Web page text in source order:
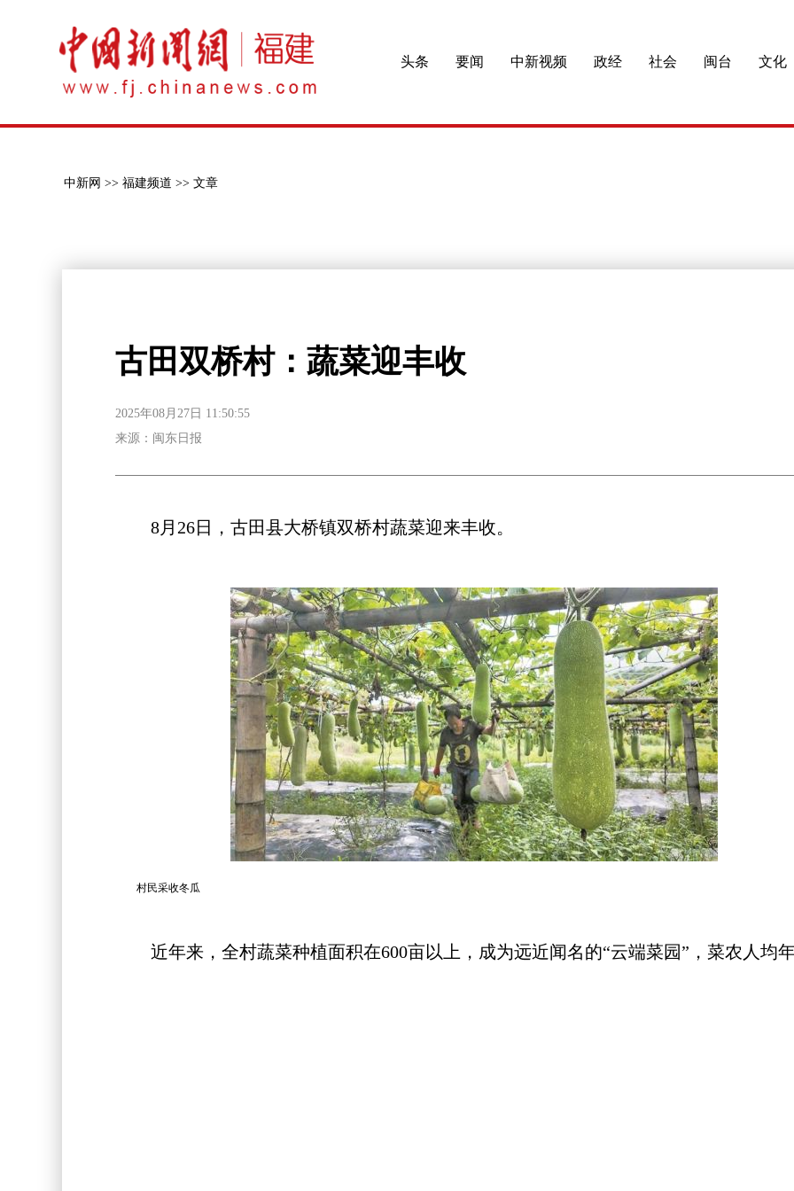
头条 要闻 中新视频 政经 社会 闽台 文化
中新网 >> 福建频道 >> 文章
古田双桥村：蔬菜迎丰收
2025年08月27日 11:50:55
来源：闽东日报
8月26日，古田县大桥镇双桥村蔬菜迎来丰收。
村民采收冬瓜
近年来，全村蔬菜种植面积在600亩以上，成为远近闻名的“云端菜园”，菜农人均